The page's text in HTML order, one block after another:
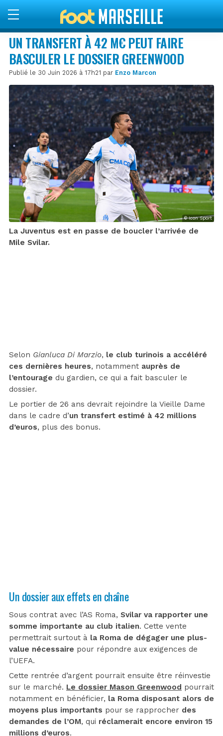
UN TRANSFERT À 42 M€ PEUT FAIRE
BASCULER LE DOSSIER GREENWOOD
Publié le 30 Juin 2026 à 17h21 par Enzo Marcon
© Icon Sport
La Juventus est en passe de boucler l’arrivée de
Mile Svilar.
Selon Gianluca Di Marzio, le club turinois a accéléré
ces dernières heures, notamment auprès de
l’entourage du gardien, ce qui a fait basculer le
dossier.
Le portier de 26 ans devrait rejoindre la Vieille Dame
dans le cadre d’un transfert estimé à 42 millions
d’euros, plus des bonus.
Un dossier aux effets en chaîne
Sous contrat avec l’AS Roma, Svilar va rapporter une
somme importante au club italien. Cette vente
permettrait surtout à la Roma de dégager une plus-
value nécessaire pour répondre aux exigences de
l’UEFA.
Cette rentrée d’argent pourrait ensuite être réinvestie
sur le marché. Le dossier Mason Greenwood pourrait
notamment en bénéficier, la Roma disposant alors de
moyens plus importants pour se rapprocher des
demandes de l’OM, qui réclamerait encore environ 15
millions d’euros.